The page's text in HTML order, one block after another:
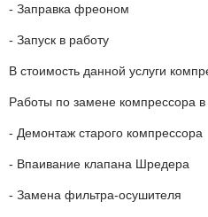
- Заправка фреоном
- Запуск в работу
В стоимость данной услуги
Работы по замене компрессора
- Демонтаж старого компрессора
- Впаивание клапана Шредера
- Замена фильтра-осушителя